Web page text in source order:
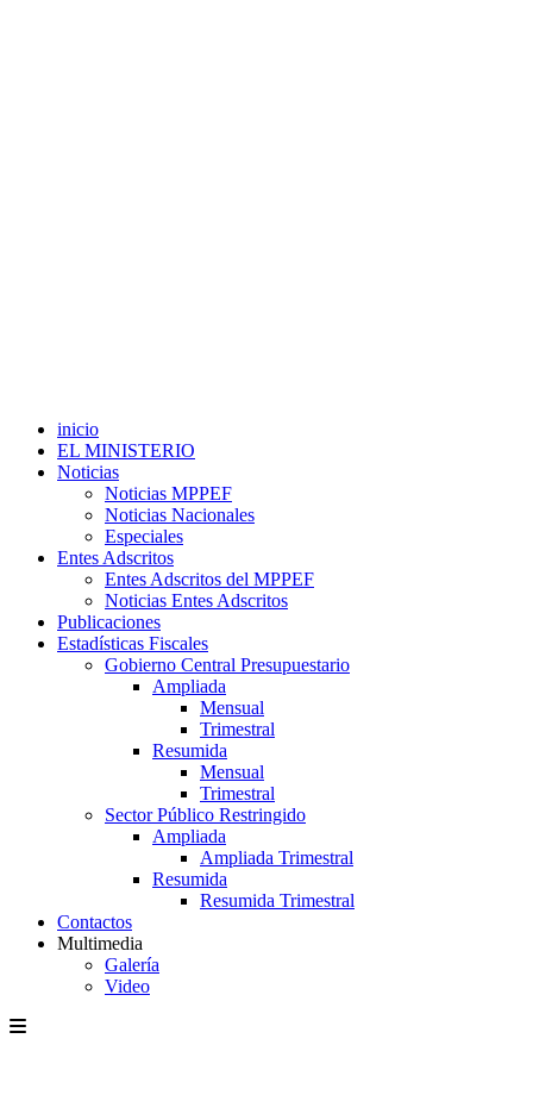
inicio
EL MINISTERIO
Noticias
Noticias MPPEF
Noticias Nacionales
Especiales
Entes Adscritos
Entes Adscritos del MPPEF
Noticias Entes Adscritos
Publicaciones
Estadísticas Fiscales
Gobierno Central Presupuestario
Ampliada
Mensual
Trimestral
Resumida
Mensual
Trimestral
Sector Público Restringido
Ampliada
Ampliada Trimestral
Resumida
Resumida Trimestral
Contactos
Multimedia
Galería
Video